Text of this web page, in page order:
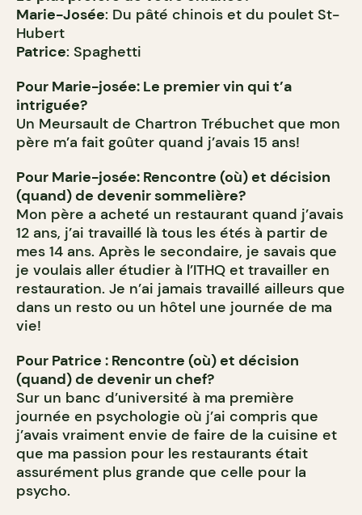
Marie-Josée: Du pâté chinois et du poulet St-
Hubert
Patrice: Spaghetti
Pour Marie-josée: Le premier vin qui t’a
intriguée?
Un Meursault de Chartron Trébuchet que mon
père m’a fait goûter quand j’avais 15 ans!
Pour Marie-josée: Rencontre (où) et décision
(quand) de devenir sommelière?
Mon père a acheté un restaurant quand j’avais
12 ans, j’ai travaillé là tous les étés à partir de
mes 14 ans. Après le secondaire, je savais que
je voulais aller étudier à l’ITHQ et travailler en
restauration. Je n’ai jamais travaillé ailleurs que
dans un resto ou un hôtel une journée de ma
vie!
Pour Patrice : Rencontre (où) et décision
(quand) de devenir un chef?
Sur un banc d’université à ma première
journée en psychologie où j’ai compris que
j’avais vraiment envie de faire de la cuisine et
que ma passion pour les restaurants était
assurément plus grande que celle pour la
psycho.